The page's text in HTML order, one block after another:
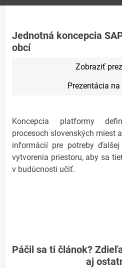
Jednotná koncepcia
obcí
Zobraziť
Prezentácia
Koncepcia platformy
procesoch slovenských miest
informácií pre potreby
vytvorenia priestoru, aby sa
v budúcnosti učiť.
Páčil sa ti článok?
aj